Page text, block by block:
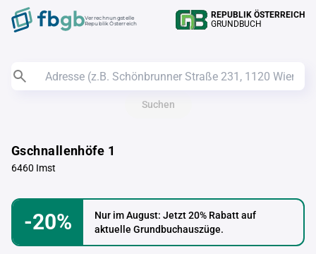
Verrechnungstelle
Republik Österreich
REPUBLIK ÖSTERREICH
GRUNDBUCH
Suchen
Gschnallenhöfe 1
6460 Imst
-20%
Nur im August: Jetzt 20% Rabatt auf
aktuelle Grundbuchauszüge.